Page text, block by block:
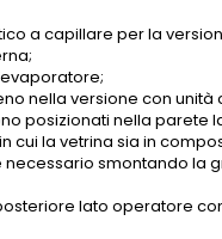
a capillare per la
nella versione con
posizionati nella parete
cui la vetrina sia in
smontando la
lato operatore